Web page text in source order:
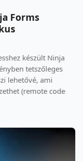
Forms
készült Ninja
tetszőleges
lehetővé, ami
(remote code